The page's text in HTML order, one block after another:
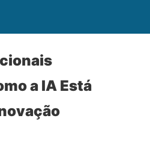
a IA Está